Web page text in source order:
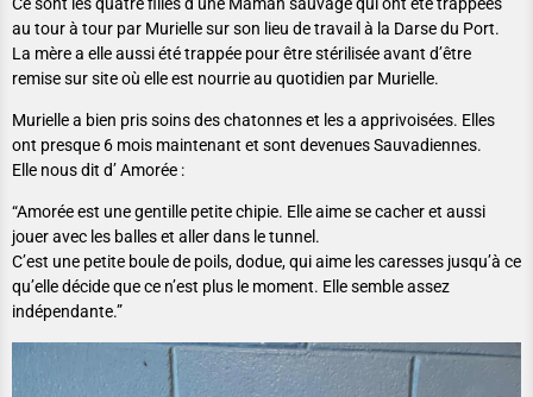
au tour à tour par Murielle sur son lieu de travail à la Darse du Port.
La mère a elle aussi été trappée pour être stérilisée avant d’être
remise sur site où elle est nourrie au quotidien par Murielle.
Murielle a bien pris soins des chatonnes et les a apprivoisées. Elles
ont presque 6 mois maintenant et sont devenues Sauvadiennes.
Elle nous dit d’ Amorée :
“Amorée est une gentille petite chipie. Elle aime se cacher et aussi
jouer avec les balles et aller dans le tunnel.
C’est une petite boule de poils, dodue, qui aime les caresses jusqu’à ce
qu’elle décide que ce n’est plus le moment. Elle semble assez
indépendante.”